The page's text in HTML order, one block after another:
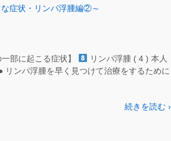
な症状・リンパ浮腫編②～
部に起こる症状】
リンパ浮腫 ( 4 ) 本人
ンパ浮腫を早く見つけて治療をするために
続きを読む ›